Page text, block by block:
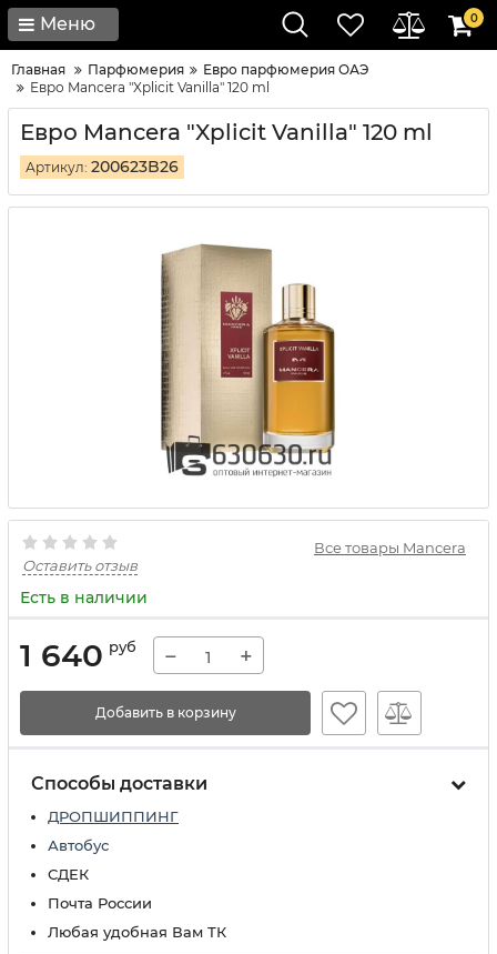
Меню 0
Главная Парфюмерия
Евро парфюмерия ОАЭ
Евро Mancera "Xplicit Vanilla" 120 ml
Евро Mancera "Xplicit Vanilla" 120 ml
Артикул: 200623B26
Все товары Mancera
Оставить отзыв
Есть в наличии
1 640 руб − +
Добавить в корзину
Способы доставки
ДРОПШИППИНГ
Автобус
СДЕК
Почта России
Любая удобная Вам ТК